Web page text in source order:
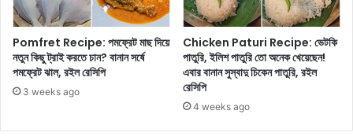
য়
গা
গু
লো
ঘু
রে
বে
লা
নি
য়
মি
ত
Pomfret Recipe: পমফ্রেট মাছ দিয়ে
নতুন কিছু ট্রাই করতে চান? বানান সর্ষে
পমফ্রেট ঝাল, রইল রেসিপি
3 weeks ago
Chicken Paturi Recipe: ভেটকি
পাতুরি, ইলিশ পাতুরি তো অনেক খেয়েছেন!
এবার বানান সুস্বাদু চিকেন পাতুরি, রইল
রেসিপি
4 weeks ago